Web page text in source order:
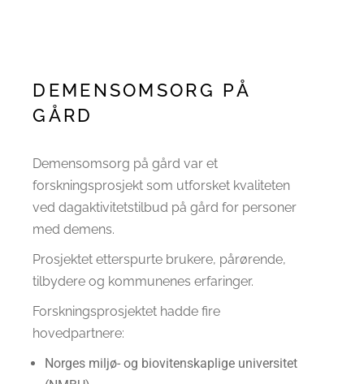
DEMENSOMSORG PÅ
GÅRD
Demensomsorg på gård var et
forskningsprosjekt som utforsket kvaliteten
ved dagaktivitetstilbud på gård for personer
med demens.
Prosjektet etterspurte brukere, pårørende,
tilbydere og kommunenes erfaringer.
Forskningsprosjektet hadde fire
hovedpartnere:
Norges miljø- og biovitenskaplige universitet